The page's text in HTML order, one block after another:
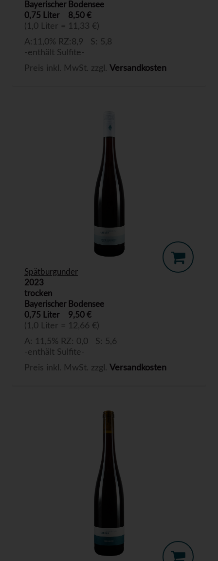
Bayerischer Bodensee
0,75 Liter
8,50 €
(1,0 Liter = 11,33 €)
A:11,0% RZ:8,9 S: 5,8
-enthält Sulfite-
Preis inkl. MwSt. zzgl. Versandkosten
Spätburgunder
2023
trocken
Bayerischer Bodensee
0,75 Liter
9,50 €
(1,0 Liter = 12,66 €)
A: 11,5% RZ: 0,0 S: 5,6
-enthält Sulfite-
Preis inkl. MwSt. zzgl. Versandkosten